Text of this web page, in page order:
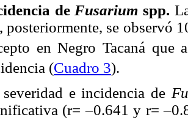
de Fusarium spp.
, posteriormente, se observó
en Negro Tacaná que
(Cuadro 3).
e incidencia de
(r= –0.641 y r=